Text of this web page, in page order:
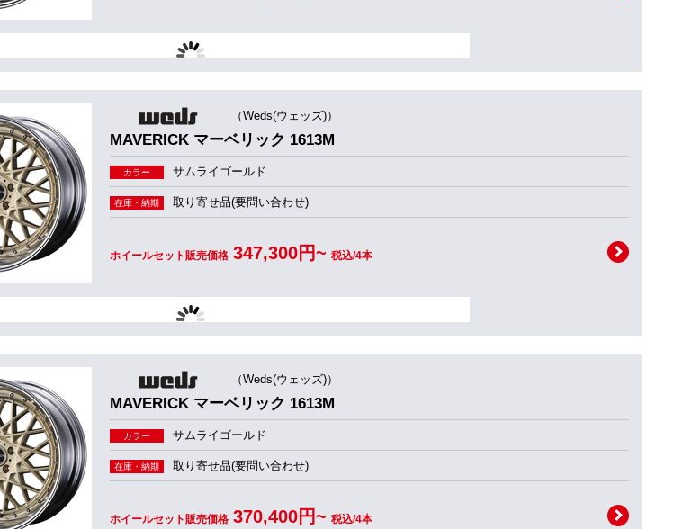
（Weds(ウェッズ)）
MAVERICK マーベリック 1613M
カラー サムライゴールド
在庫・納期 取り寄せ品(要問い合わせ)
ホイールセット販売価格 347,300円~ 税込/4本
（Weds(ウェッズ)）
MAVERICK マーベリック 1613M
カラー サムライゴールド
在庫・納期 取り寄せ品(要問い合わせ)
ホイールセット販売価格 370,400円~ 税込/4本